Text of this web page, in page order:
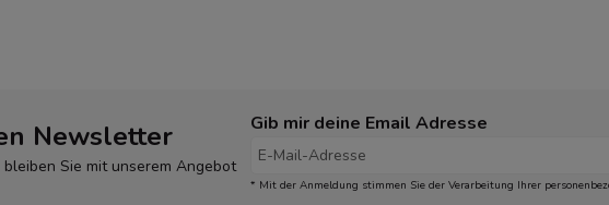
Newsletter
Sie mit unserem Angebot
Gib mir deine Email Adresse
* Mit der Anmeldung stimmen Sie der Verarbeitung Ihrer